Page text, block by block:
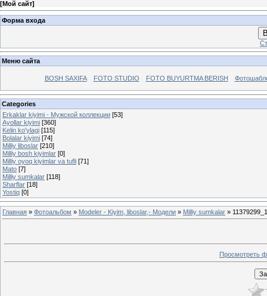
[Мой сайт]
Форма входа
Меню сайта
BOSH SAXIFA FOTO STUDIO FOTO BUYURTMA BERISH
Categories
Erkaklar kiyimi - Mужской коллекции [53]
Ayollar kiyimi [360]
Kelin ko'ylagi [115]
Bolalar kiyimi [74]
Milliy liboslar [210]
Milliy bosh kiyimlar [0]
Milliy oyoq kiyimlar va tufli [71]
Mato [7]
Milliy sumkalar [118]
Sharflar [18]
Yostiq [0]
Главная » Фотоальбом » Modeler - Kiyim, liboslar,- Модели » Milliy sumkalar »
Просмотреть